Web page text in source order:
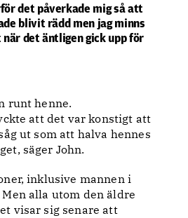
det påverkade mig så att
blivit rädd men jag minns
det äntligen gick upp för
runt henne.
att det var konstigt att
ut som att halva hennes
säger John.
inklusive mannen i
alla utom den äldre
visar sig senare att